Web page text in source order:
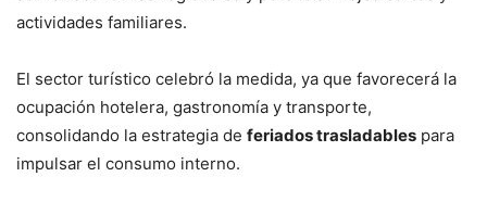
actividades familiares.
El sector turístico celebró la medida, ya que favorecerá la
ocupación hotelera, gastronomía y transporte,
consolidando la estrategia de feriados trasladables para
impulsar el consumo interno.